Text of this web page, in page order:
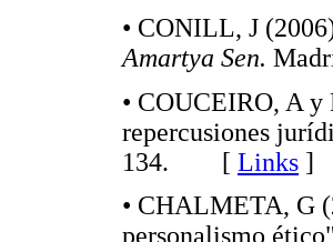
• CONILL, J
Amartya Sen.
• COUCEIRO, A
repercusiones
134. [ Links ]
• CHALMETA, G
personalismo